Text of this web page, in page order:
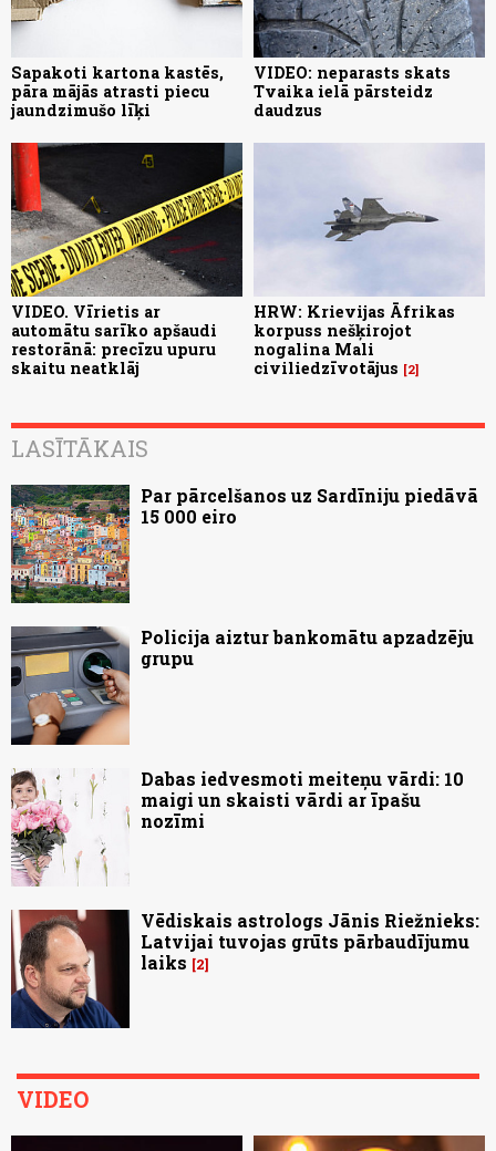
Sapakoti kartona kastēs,
pāra mājās atrasti piecu
jaundzimušo līķi
VIDEO: neparasts skats
Tvaika ielā pārsteidz
daudzus
VIDEO. Vīrietis ar
automātu sarīko apšaudi
restorānā: precīzu upuru
skaitu neatklāj
HRW: Krievijas Āfrikas
korpuss nešķirojot
nogalina Mali
civiliedzīvotājus
2
LASĪTĀKAIS
Par pārcelšanos uz Sardīniju piedāvā
15 000 eiro
Policija aiztur bankomātu apzadzēju
grupu
Dabas iedvesmoti meiteņu vārdi: 10
maigi un skaisti vārdi ar īpašu
nozīmi
Vēdiskais astrologs Jānis Riežnieks:
Latvijai tuvojas grūts pārbaudījumu
laiks
2
VIDEO